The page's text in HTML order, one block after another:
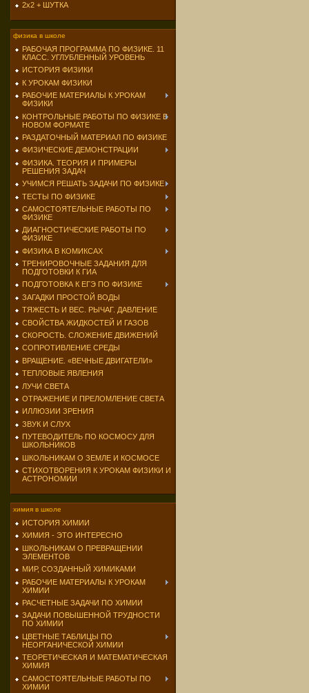
2х2 + ШУТКА
физика в школе
РАБОЧАЯ ПРОГРАММА ПО ФИЗИКЕ. 11
КЛАСС. УГЛУБЛЕННЫЙ УРОВЕНЬ
ИСТОРИЯ ФИЗИКИ
К УРОКАМ ФИЗИКИ
РАБОЧИЕ МАТЕРИАЛЫ К УРОКАМ
ФИЗИКИ
КОНТРОЛЬНЫЕ РАБОТЫ ПО ФИЗИКЕ В
НОВОМ ФОРМАТЕ
РАЗДАТОЧНЫЙ МАТЕРИАЛ ПО ФИЗИКЕ
ФИЗИЧЕСКИЕ ДЕМОНСТРАЦИИ
ФИЗИКА. ТЕОРИЯ И ПРИМЕРЫ
РЕШЕНИЯ ЗАДАЧ
УЧИМСЯ РЕШАТЬ ЗАДАЧИ ПО ФИЗИКЕ
ТЕСТЫ ПО ФИЗИКЕ
САМОСТОЯТЕЛЬНЫЕ РАБОТЫ ПО
ФИЗИКЕ
ДИАГНОСТИЧЕСКИЕ РАБОТЫ ПО
ФИЗИКЕ
ФИЗИКА В КОМИКСАХ
ТРЕНИРОВОЧНЫЕ ЗАДАНИЯ ДЛЯ
ПОДГОТОВКИ К ГИА
ПОДГОТОВКА К ЕГЭ ПО ФИЗИКЕ
ЗАГАДКИ ПРОСТОЙ ВОДЫ
ТЯЖЕСТЬ И ВЕС. РЫЧАГ. ДАВЛЕНИЕ
СВОЙСТВА ЖИДКОСТЕЙ И ГАЗОВ
СКОРОСТЬ. СЛОЖЕНИЕ ДВИЖЕНИЙ
СОПРОТИВЛЕНИЕ СРЕДЫ
ВРАЩЕНИЕ. «ВЕЧНЫЕ ДВИГАТЕЛИ»
ТЕПЛОВЫЕ ЯВЛЕНИЯ
ЛУЧИ СВЕТА
ОТРАЖЕНИЕ И ПРЕЛОМЛЕНИЕ СВЕТА
ИЛЛЮЗИИ ЗРЕНИЯ
ЗВУК И СЛУХ
ПУТЕВОДИТЕЛЬ ПО КОСМОСУ ДЛЯ
ШКОЛЬНИКОВ
ШКОЛЬНИКАМ О ЗЕМЛЕ И КОСМОСЕ
СТИХОТВОРЕНИЯ К УРОКАМ ФИЗИКИ И
АСТРОНОМИИ
химия в школе
ИСТОРИЯ ХИМИИ
ХИМИЯ - ЭТО ИНТЕРЕСНО
ШКОЛЬНИКАМ О ПРЕВРАЩЕНИИ
ЭЛЕМЕНТОВ
МИР, СОЗДАННЫЙ ХИМИКАМИ
РАБОЧИЕ МАТЕРИАЛЫ К УРОКАМ
ХИМИИ
РАСЧЕТНЫЕ ЗАДАЧИ ПО ХИМИИ
ЗАДАЧИ ПОВЫШЕННОЙ ТРУДНОСТИ
ПО ХИМИИ
ЦВЕТНЫЕ ТАБЛИЦЫ ПО
НЕОРГАНИЧЕСКОЙ ХИМИИ
ТЕОРЕТИЧЕСКАЯ И МАТЕМАТИЧЕСКАЯ
ХИМИЯ
САМОСТОЯТЕЛЬНЫЕ РАБОТЫ ПО
ХИМИИ